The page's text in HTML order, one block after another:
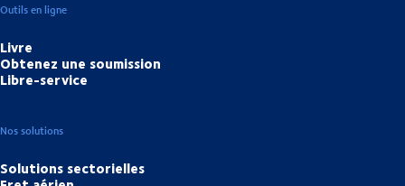
Outils en ligne
Livre
Obtenez une soumission
Libre-service
Nos solutions
Solutions sectorielles